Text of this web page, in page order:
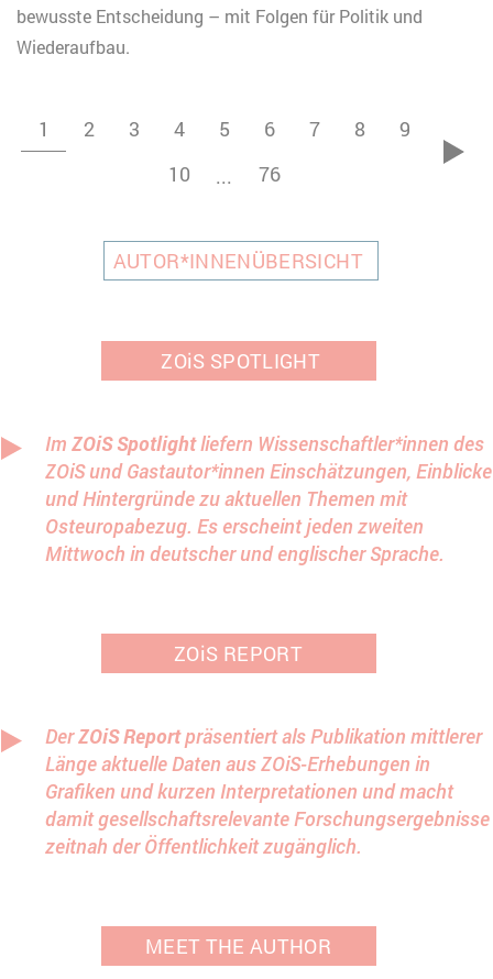
bewusste Entscheidung – mit Folgen für Politik und
Wiederaufbau.
1 2 3 4 5 6 7 8
9
10
... 76 vor
AUTOR*INNENÜBERSICHT
ZOiS SPOTLIGHT
Im ZOiS Spotlightliefern Wissenschaftler*innen des
ZOiS und Gastautor*innen Einschätzungen, Einblicke
und Hintergründe zu aktuellen Themen mit
Osteuropabezug. Es erscheint jeden zweiten
Mittwoch in deutscher und englischer Sprache.
ZOiS REPORT
DerZOiS Reportpräsentiert als Publikation mittlerer
Länge aktuelle Daten aus ZOiS-Erhebungen in
Grafiken und kurzen Interpretationen und macht
damit gesellschaftsrelevante Forschungsergebnisse
zeitnah der Öffentlichkeit zugänglich.
MEET THE AUTHOR